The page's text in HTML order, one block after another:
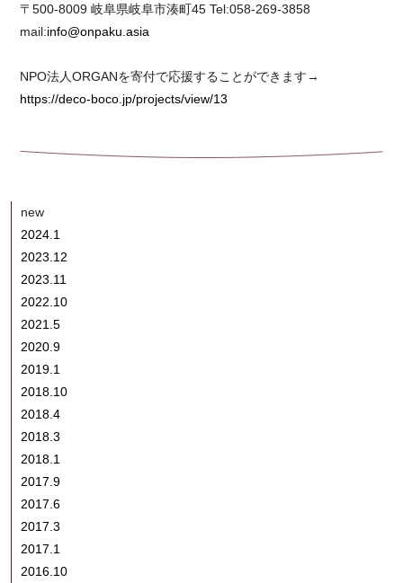
〒500-8009 岐阜県岐阜市湊町45 Tel:058-269-3858
mail:info@onpaku.asia
NPO法人ORGANを寄付で応援することができます→
https://deco-boco.jp/projects/view/13
new
2024.1
2023.12
2023.11
2022.10
2021.5
2020.9
2019.1
2018.10
2018.4
2018.3
2018.1
2017.9
2017.6
2017.3
2017.1
2016.10